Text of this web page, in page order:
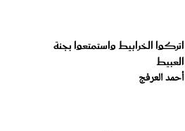
اتركوا الخرابيط واستمتعوا بجنة
العبيط
أحمد العرفج